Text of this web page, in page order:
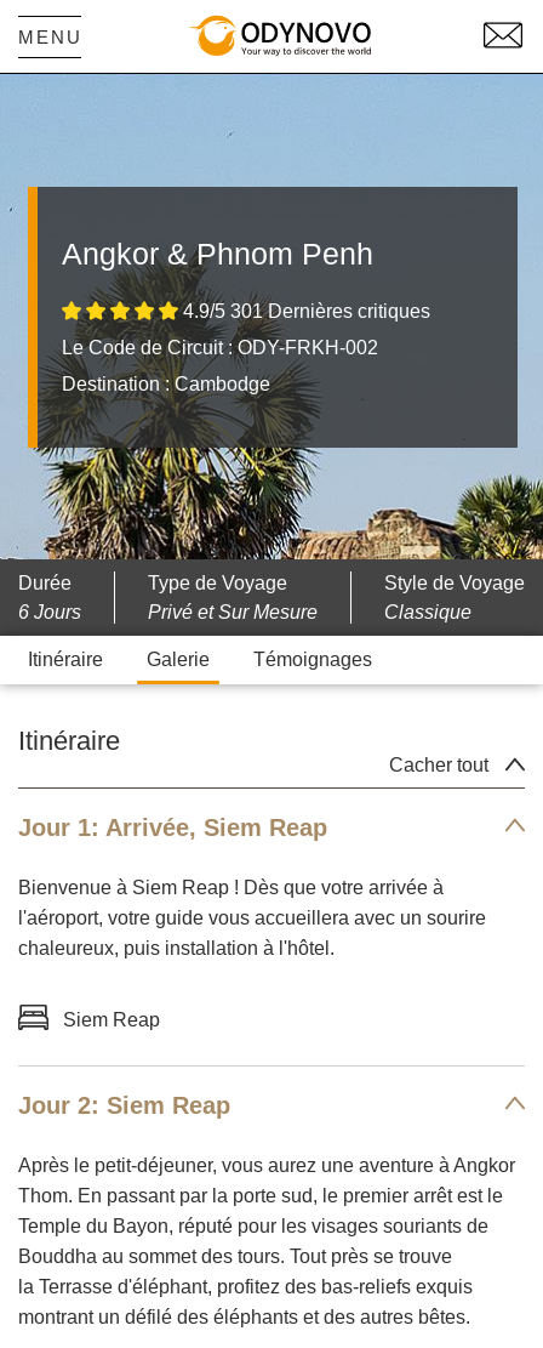
MENU
Angkor & Phnom Penh
4.9/5 301 Dernières critiques
Le Code de Circuit : ODY-FRKH-002
Destination :Cambodge
Durée
6 Jours
Type de Voyage
Privé et Sur Mesure
Style de Voyage
Classique
Itinéraire Galerie Témoignages
Cacher tout
Itinéraire
Jour 1: Arrivée, Siem Reap
Bienvenue à Siem Reap ! Dès que votre arrivée à
l'aéroport, votre guide vous accueillera avec un sourire
chaleureux, puis installation à l'hôtel.
Siem Reap
Jour 2: Siem Reap
Après le petit-déjeuner, vous aurez une aventure à Angkor
Thom. En passant par la porte sud, le premier arrêt est le
Temple du Bayon, réputé pour les visages souriants de
Bouddha au sommet des tours. Tout près se trouve
la Terrasse d'éléphant, profitez des bas-reliefs exquis
montrant un défilé des éléphants et des autres bêtes.